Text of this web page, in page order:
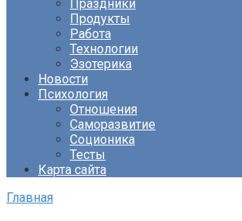
Праздники
Продукты
Работа
Технологии
Эзотерика
Новости
Психология
Отношения
Саморазвитие
Соционика
Тесты
Карта сайта
Главная